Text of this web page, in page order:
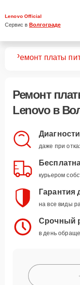
Lenovo Official
Сервис в Волгограде
Ремонт платы
Ремонт
Lenovo в
даже при
курьером
Гарантия
на все виды
Срочный
в день